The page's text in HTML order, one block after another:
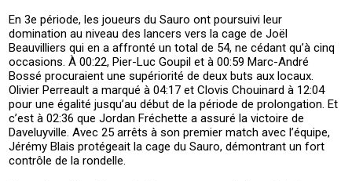
En 3e période, les joueurs du Sauro ont poursuivi leur
domination au niveau des lancers vers la cage de Joël
Beauvilliers qui en a affronté un total de 54, ne cédant qu’à cinq
occasions. À 00:22, Pier-Luc Goupil et à 00:59 Marc-André
Bossé procuraient une supériorité de deux buts aux locaux.
Olivier Perreault a marqué à 04:17 et Clovis Chouinard à 12:04
pour une égalité jusqu’au début de la période de prolongation. Et
c’est à 02:36 que Jordan Fréchette a assuré la victoire de
Daveluyville. Avec 25 arrêts à son premier match avec l’équipe,
Jérémy Blais protégeait la cage du Sauro, démontrant un fort
contrôle de la rondelle.